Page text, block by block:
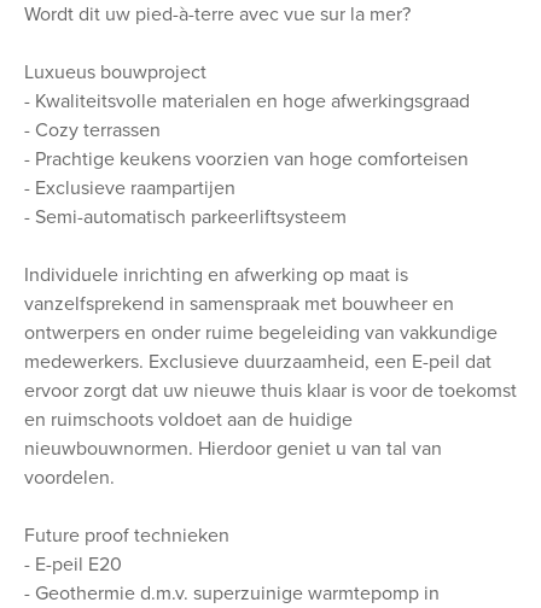
Wordt dit uw pied-à-terre avec vue sur la mer?
Luxueus bouwproject
- Kwaliteitsvolle materialen en hoge afwerkingsgraad
- Cozy terrassen
- Prachtige keukens voorzien van hoge comforteisen
- Exclusieve raampartijen
- Semi-automatisch parkeerliftsysteem
Individuele inrichting en afwerking op maat is
vanzelfsprekend in samenspraak met bouwheer en
ontwerpers en onder ruime begeleiding van vakkundige
medewerkers. Exclusieve duurzaamheid, een E-peil dat
ervoor zorgt dat uw nieuwe thuis klaar is voor de toekomst
en ruimschoots voldoet aan de huidige
nieuwbouwnormen. Hierdoor geniet u van tal van
voordelen.
Future proof technieken
- E-peil E20
- Geothermie d.m.v. superzuinige warmtepomp in